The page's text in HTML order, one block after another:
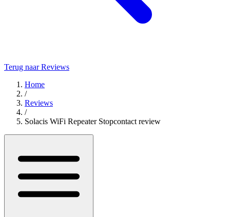
Terug naar Reviews
Home
/
Reviews
/
Solacis WiFi Repeater Stopcontact review